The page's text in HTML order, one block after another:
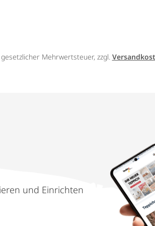
Mehrwertsteuer, zzgl.
und Einrichten